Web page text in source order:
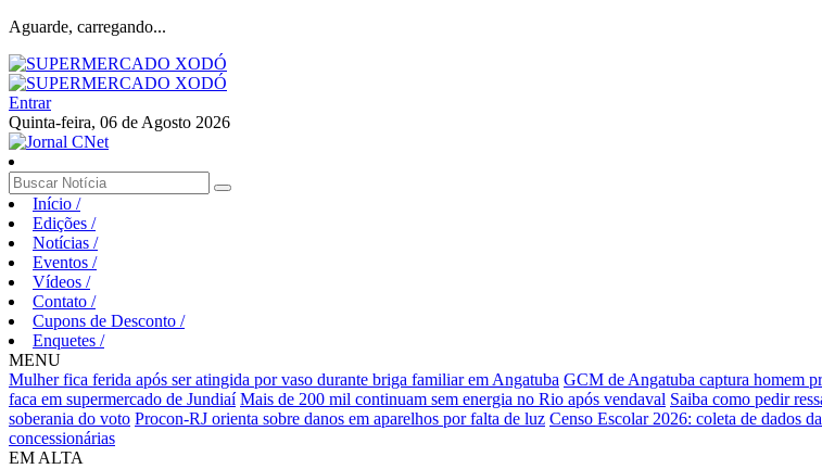
Aguarde, carregando...
Entrar
Quinta-feira, 06 de Agosto 2026
Início /
Edições /
Notícias /
Eventos /
Vídeos /
Contato /
Cupons de Desconto /
Enquetes /
MENU
Mulher fica ferida após ser atingida por vaso durante briga familiar em Angatuba GCM de Angatuba captura homem
faca em supermercado de Jundiaí Mais de 200 mil continuam sem energia no Rio após vendaval Saiba como pedir
soberania do voto Procon-RJ orienta sobre danos em aparelhos por falta de luz Censo Escolar 2026: coleta de dados
concessionárias
EM ALTA